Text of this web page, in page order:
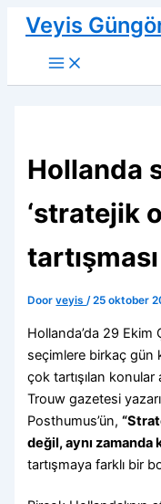
naar
inhoud
Veyis
Hollanda
‘stratejik
tartışması
Doorveyis/25 oktober
Hollanda’da 29 Ekim
seçimlere birkaç gün
çok tartışılan
Trouw gazetesi
Posthumus’ün,
değil, aynı zamanda
tartışmaya farklı bir